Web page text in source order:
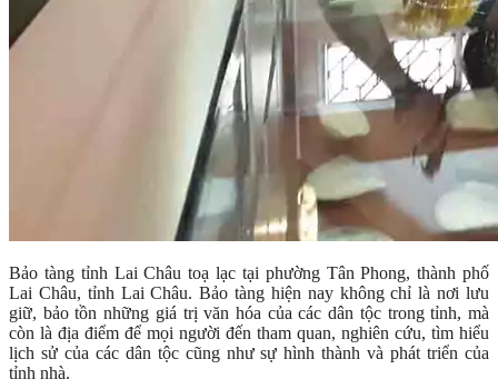
Bảo tàng tỉnh Lai Châu toạ lạc tại phường Tân Phong, thành phố
Lai Châu, tỉnh Lai Châu. Bảo tàng hiện nay không chỉ là nơi lưu
giữ, bảo tồn những giá trị văn hóa của các dân tộc trong tỉnh, mà
còn là địa điểm để mọi người đến tham quan, nghiên cứu, tìm hiểu
lịch sử của các dân tộc cũng như sự hình thành và phát triển của
tỉnh nhà.